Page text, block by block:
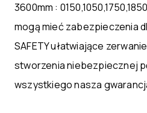
3600mm :
mogą mieć zabezpieczenia
SAFETY ułatwiające
stworzenia niebezpiecznej
wszystkiego nasza